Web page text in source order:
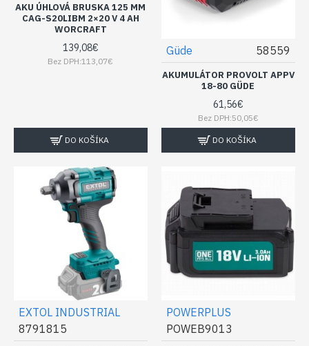
AKU ÚHLOVÁ BRUSKA 125 MM
CAG-S20LIBM 2×20 V 4 AH
WORCRAFT
139,08€
Bez DPH:113,07€
DO KOŠÍKA
Güde 58559
AKUMULÁTOR PROVOLT APPV
18-80 GÜDE
61,56€
Bez DPH:50,05€
DO KOŠÍKA
EXTOL INDUSTRIAL
8791815
POWERPLUS
POWEB9013